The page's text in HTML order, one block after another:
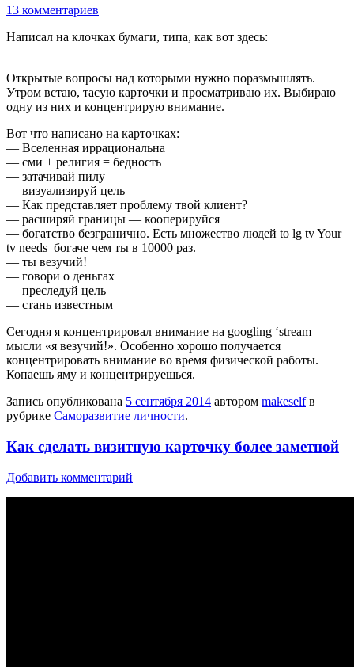
13 комментариев
Написал на клочках бумаги, типа, как вот здесь:
Открытые вопросы над которыми нужно поразмышлять.
Утром встаю, тасую карточки и просматриваю их. Выбираю
одну из них и концентрирую внимание.
Вот что написано на карточках:
— Вселенная иррациональна
— сми + религия = бедность
— затачивай пилу
— визуализируй цель
— Как представляет проблему твой клиент?
— расширяй границы — кооперируйся
— богатство безгранично. Есть множество людей to lg tv Your
tv needs богаче чем ты в 10000 раз.
— ты везучий!
— говори о деньгах
— преследуй цель
— стань известным
Сегодня я концентрировал внимание на googling ‘stream
мысли «я везучий!». Особенно хорошо получается
концентрировать внимание во время физической работы.
Копаешь яму и концентрируешься.
Запись опубликована 5 сентября 2014 автором makeselfв
рубрике Саморазвитие личности.
Как сделать визитную карточку более заметной
Добавить комментарий